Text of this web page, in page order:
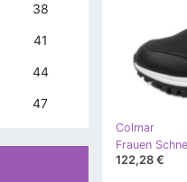
Colmar
122,28 €
38
41
44
47